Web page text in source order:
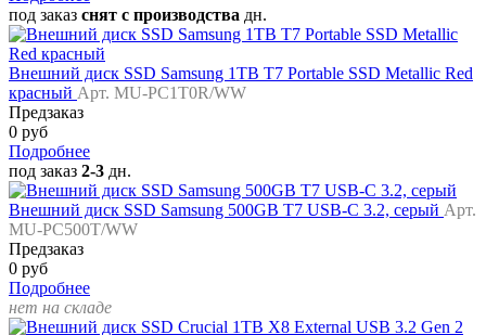
под заказ снят с производства дн.
Внешний диск SSD Samsung 1TB T7 Portable SSD Metallic Red
красный Арт. MU-PC1T0R/WW
Предзаказ
0 руб
Подробнее
под заказ 2-3 дн.
Внешний диск SSD Samsung 500GB T7 USB-C 3.2, серый Арт.
MU-PC500T/WW
Предзаказ
0 руб
Подробнее
нет на складе